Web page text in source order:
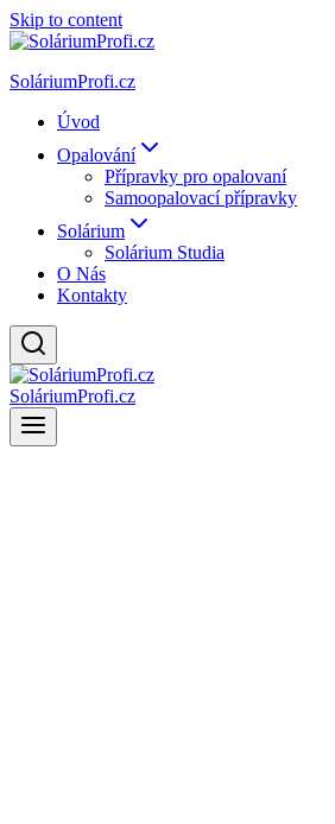
Skip to content
SoláriumProfi.cz
Úvod
Opalování
Přípravky pro opalovaní
Samoopalovací přípravky
Solárium
Solárium Studia
O Nás
Kontakty
SoláriumProfi.cz